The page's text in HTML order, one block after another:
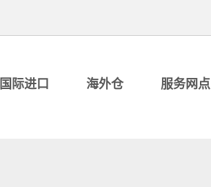
国际进口 海外仓 服务网点